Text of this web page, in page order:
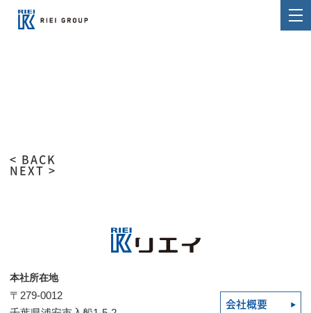
< BACK
NEXT >
本社所在地
〒279-0012
会社概要